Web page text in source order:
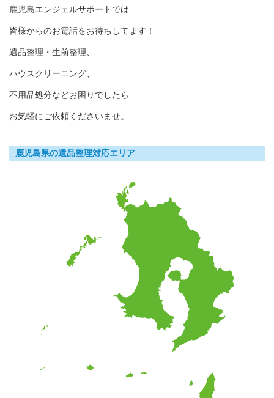
鹿児島エンジェルサポートでは
皆様からのお電話をお待ちしてます！
遺品整理・生前整理、
ハウスクリーニング、
不用品処分などお困りでしたら
お気軽にご依頼くださいませ。
鹿児島県の遺品整理対応エリア